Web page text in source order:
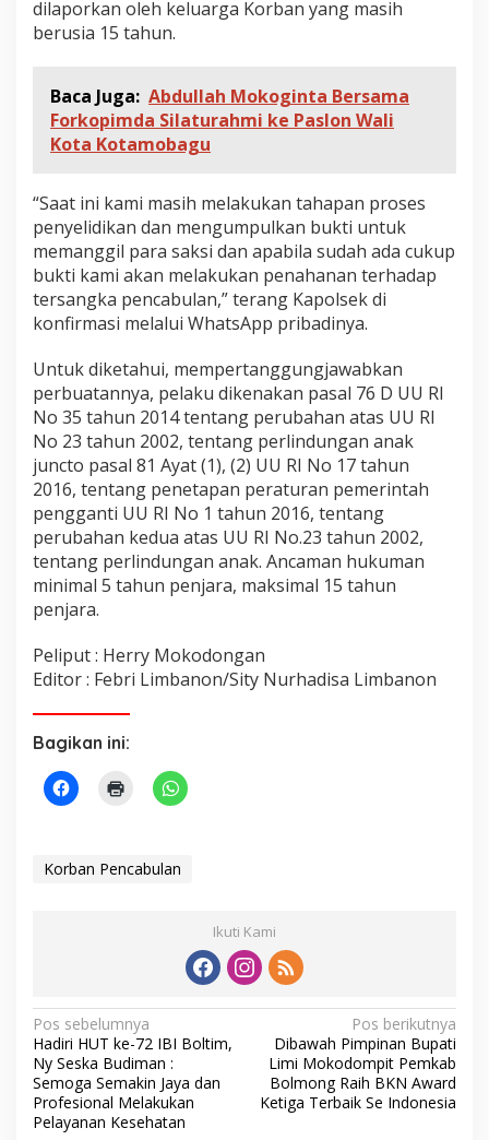
dilaporkan oleh keluarga Korban yang masih
berusia 15 tahun.
Baca Juga: Abdullah Mokoginta Bersama
Forkopimda Silaturahmi ke Paslon Wali
Kota Kotamobagu
“Saat ini kami masih melakukan tahapan proses
penyelidikan dan mengumpulkan bukti untuk
memanggil para saksi dan apabila sudah ada cukup
bukti kami akan melakukan penahanan terhadap
tersangka pencabulan,” terang Kapolsek di
konfirmasi melalui WhatsApp pribadinya.
Untuk diketahui, mempertanggungjawabkan
perbuatannya, pelaku dikenakan pasal 76 D UU RI
No 35 tahun 2014 tentang perubahan atas UU RI
No 23 tahun 2002, tentang perlindungan anak
juncto pasal 81 Ayat (1), (2) UU RI No 17 tahun
2016, tentang penetapan peraturan pemerintah
pengganti UU RI No 1 tahun 2016, tentang
perubahan kedua atas UU RI No.23 tahun 2002,
tentang perlindungan anak. Ancaman hukuman
minimal 5 tahun penjara, maksimal 15 tahun
penjara.
Peliput : Herry Mokodongan
Editor : Febri Limbanon/Sity Nurhadisa Limbanon
Bagikan ini:
Korban Pencabulan
Ikuti Kami
N
a
v
i
Pos sebelumnya
Hadiri HUT ke-72 IBI Boltim,
Ny Seska Budiman :
Semoga Semakin Jaya dan
Profesional Melakukan
Pelayanan Kesehatan
Pos berikutnya
Dibawah Pimpinan Bupati
Limi Mokodompit Pemkab
Bolmong Raih BKN Award
Ketiga Terbaik Se Indonesia